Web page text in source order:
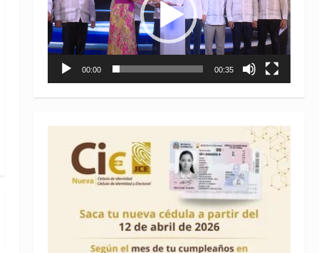
00:00 00:35